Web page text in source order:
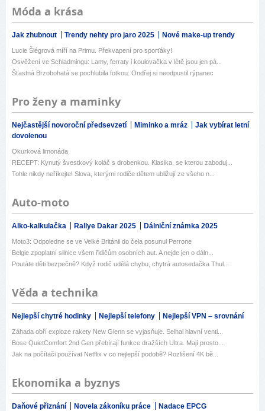
Móda a krása
Jak zhubnout Trendy nehty pro jaro 2025 Nové make-up trendy
Lucie Šlégrová míří na Primu. Překvapení pro sporťáky!
Osvěžení ve Schladmingu: Lamy, ferraty i koulovačka v létě jsou jen pá...
Šťastná Brzobohatá se pochlubila fotkou: Ondřej si neodpustil rýpanec
Pro ženy a maminky
Nejčastější novoroční předsevzetí Miminko a mráz
Jak vybírat letní
dovolenou
Okurková limonáda
RECEPT: Kynutý švestkový koláč s drobenkou. Klasika, se kterou zaboduj...
Tohle nikdy neříkejte! Slova, kterými rodiče dětem ubližují ze všeho n...
Auto-moto
Alko-kalkulačka Rallye Dakar 2025 Dálniční známka 2025
Moto3: Odpoledne se ve Velké Británii do čela posunul Perrone
Belgie zpoplatní silnice všem řidičům osobních aut. A nejde jen o dáln...
Poutáte děti bezpečně? Když rodič udělá chybu, chytrá autosedačka Thul...
Věda a technika
Nejlepší chytré hodinky Nejlepší telefony Nejlepší VPN – srovnání
Záhada obří exploze rakety New Glenn se vyjasňuje. Selhal hlavní venti...
Bose QuietComfort 2nd Gen přebírají funkce dražších Ultra. Mají prosto...
Jak na počítači používat Netflix v co nejlepší podobě? Rozlišení 4K bě...
Ekonomika a byznys
Daňové přiznání Novela zákoníku práce Nadace EPCG